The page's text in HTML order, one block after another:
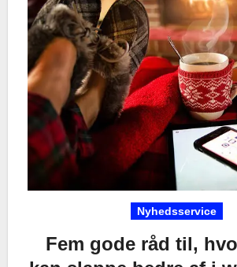
Nyhedsservice
Fem gode råd til,